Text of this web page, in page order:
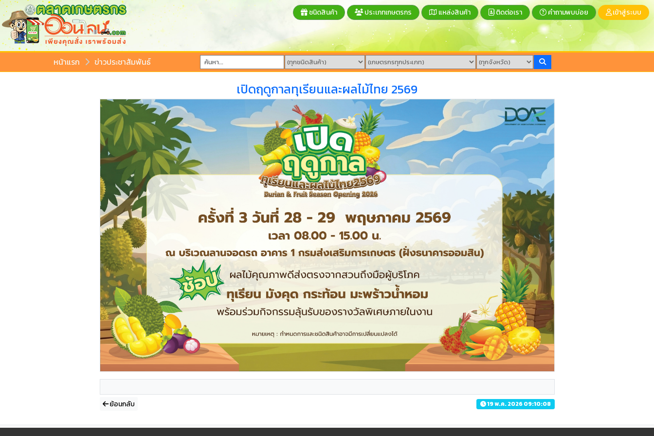
ชนิดสินค้า ประเภทเกษตรกร แหล่งสินค้า ติดต่อเรา คำถามพบบ่อย เข้าสู่ระบบ
หน้าแรก ข่าวประชาสัมพันธ์
เปิดฤดูกาลทุเรียนและผลไม้ไทย 2569
ย้อนกลับ 19 พ.ค. 2026 09:10:08